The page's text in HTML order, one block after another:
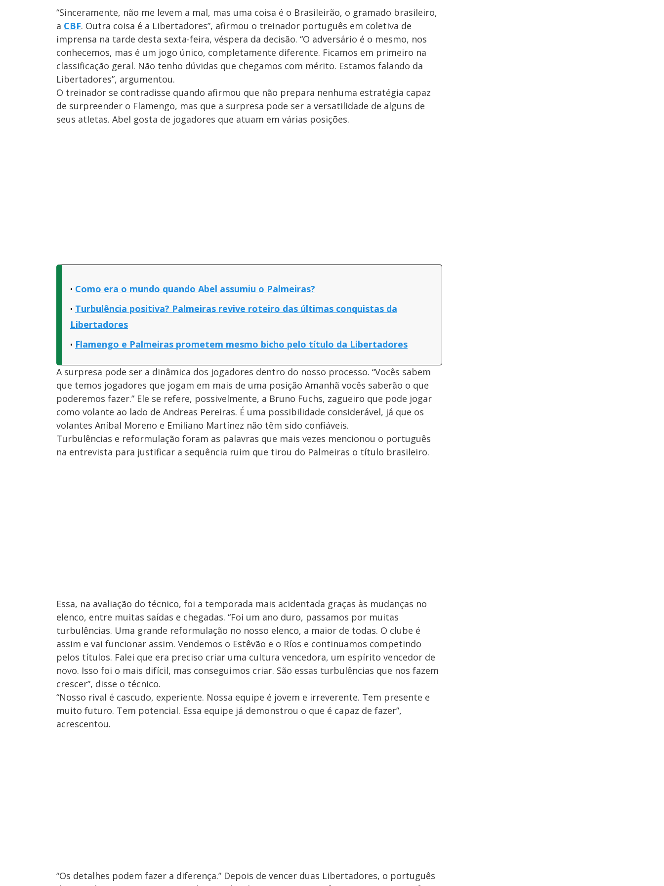
“Sinceramente, não me levem a mal, mas uma coisa é o Brasileirão, o gramado brasileiro,
a CBF. Outra coisa é a Libertadores”, afirmou o treinador português em coletiva de
imprensa na tarde desta sexta-feira, véspera da decisão. “O adversário é o mesmo, nos
conhecemos, mas é um jogo único, completamente diferente. Ficamos em primeiro na
classificação geral. Não tenho dúvidas que chegamos com mérito. Estamos falando da
Libertadores”, argumentou.
O treinador se contradisse quando afirmou que não prepara nenhuma estratégia capaz
de surpreender o Flamengo, mas que a surpresa pode ser a versatilidade de alguns de
seus atletas. Abel gosta de jogadores que atuam em várias posições.
Como era o mundo quando Abel assumiu o Palmeiras?
Turbulência positiva? Palmeiras revive roteiro das últimas conquistas da
Libertadores
Flamengo e Palmeiras prometem mesmo bicho pelo título da Libertadores
A surpresa pode ser a dinâmica dos jogadores dentro do nosso processo. “Vocês sabem
que temos jogadores que jogam em mais de uma posição Amanhã vocês saberão o que
poderemos fazer.” Ele se refere, possivelmente, a Bruno Fuchs, zagueiro que pode jogar
como volante ao lado de Andreas Pereiras. É uma possibilidade considerável, já que os
volantes Aníbal Moreno e Emiliano Martínez não têm sido confiáveis.
Turbulências e reformulação foram as palavras que mais vezes mencionou o português
na entrevista para justificar a sequência ruim que tirou do Palmeiras o título brasileiro.
Essa, na avaliação do técnico, foi a temporada mais acidentada graças às mudanças no
elenco, entre muitas saídas e chegadas. “Foi um ano duro, passamos por muitas
turbulências. Uma grande reformulação no nosso elenco, a maior de todas. O clube é
assim e vai funcionar assim. Vendemos o Estêvão e o Ríos e continuamos competindo
pelos títulos. Falei que era preciso criar uma cultura vencedora, um espírito vencedor de
novo. Isso foi o mais difícil, mas conseguimos criar. São essas turbulências que nos fazem
crescer”, disse o técnico.
“Nosso rival é cascudo, experiente. Nossa equipe é jovem e irreverente. Tem presente e
muito futuro. Tem potencial. Essa equipe já demonstrou o que é capaz de fazer”,
acrescentou.
“Os detalhes podem fazer a diferença.” Depois de vencer duas Libertadores, o português